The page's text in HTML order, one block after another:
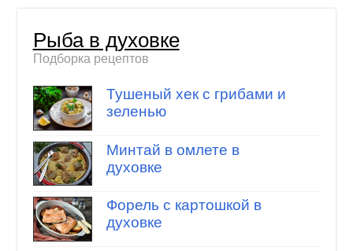
Рыба в духовке
Подборка рецептов
Тушеный хек с грибами и
зеленью
Минтай в омлете в
духовке
Форель с картошкой в
духовке